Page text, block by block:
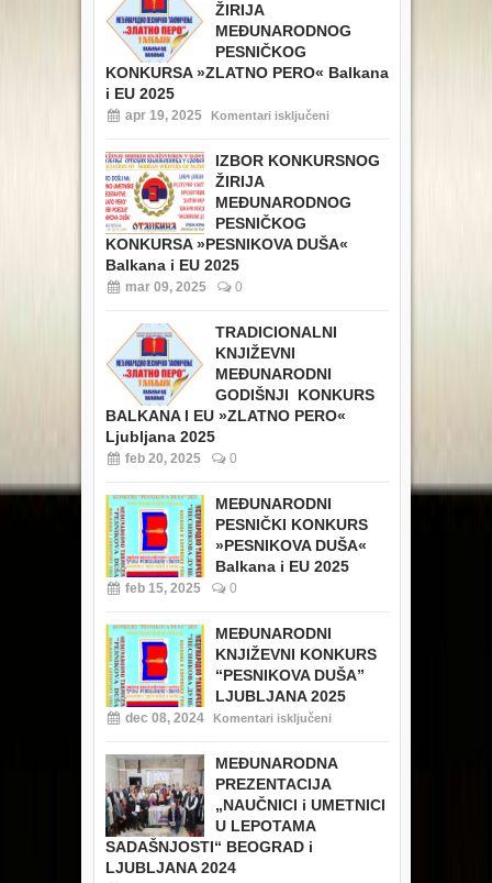
ŽIRIJA
MEĐUNARODNOG
PESNIČKOG
KONKURSA »ZLATNO PERO« Balkana
i EU 2025
apr 19, 2025 Komentari isključeni
IZBOR KONKURSNOG
ŽIRIJA
MEĐUNARODNOG
PESNIČKOG
KONKURSA »PESNIKOVA DUŠA«
Balkana i EU 2025
mar 09, 2025 0
TRADICIONALNI
KNJIŽEVNI
MEĐUNARODNI
GODIŠNJI KONKURS
BALKANA I EU »ZLATNO PERO«
Ljubljana 2025
feb 20, 2025 0
MEĐUNARODNI
PESNIČKI KONKURS
»PESNIKOVA DUŠA«
Balkana i EU 2025
feb 15, 2025 0
MEĐUNARODNI
KNJIŽEVNI KONKURS
“PESNIKOVA DUŠA”
LJUBLJANA 2025
dec 08, 2024 Komentari isključeni
MEĐUNARODNA
PREZENTACIJA
„NAUČNICI i UMETNICI
U LEPOTAMA
SADAŠNJOSTI“ BEOGRAD i
LJUBLJANA 2024